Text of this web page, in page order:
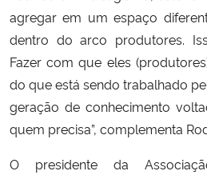
agregar em um espaço
dentro do arco produtores.
Fazer com que eles
do que está sendo trabalhado
geração de conhecimento
quem precisa”, complementa
O presidente da